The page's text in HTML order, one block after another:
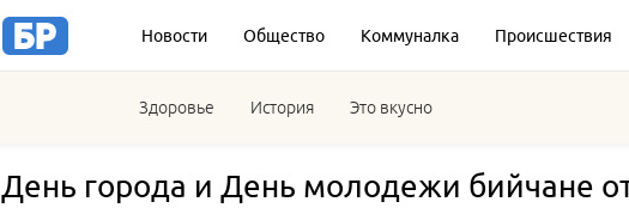
Новости Общество Коммуналка Происшествия
Здоровье История Это вкусно
День города и День молодежи бийчане